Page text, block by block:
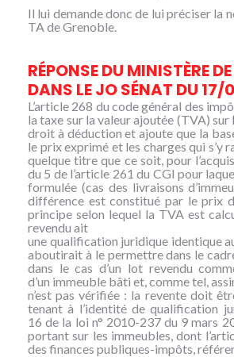
Il lui demande donc de lui préciser la
TA de Grenoble.
RÉPONSE DU MINISTÈRE
DANS LE JO SÉNAT DU
L’article 268 du code général des
la taxe sur la valeur ajoutée (TVA)
droit à déduction et ajoute que la
le prix exprimé et les charges qui s’y
quelque titre que ce soit, pour
du 5 de l’article 261 du CGI pour
formulée (cas des livraisons
différence est constitué par le prix
principe selon lequel la TVA est
revendu ait
une qualification juridique identique
aboutirait à le permettre dans le
dans le cas d’un lot revendu
d’un immeuble bâti et, comme tel,
n’est pas vérifiée : la revente doit
tenant à l’identité de qualification
16 de la loi n° 2010-237 du 9 mars
portant sur les immeubles, dont
des finances publiques-impôts,